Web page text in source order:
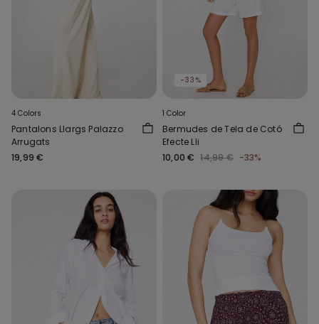
4 Colors
Pantalons Llargs Palazzo
Arrugats
19,99 €
-33%
1 Color
Bermudes de Tela de Cotó
Efecte Lli
10,00 € 14,99 € -33%